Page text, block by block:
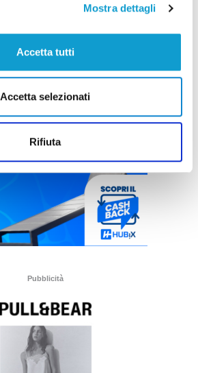
Mostra dettagli
Accetta tutti
Accetta selezionati
Rifiuta
Pubblicità